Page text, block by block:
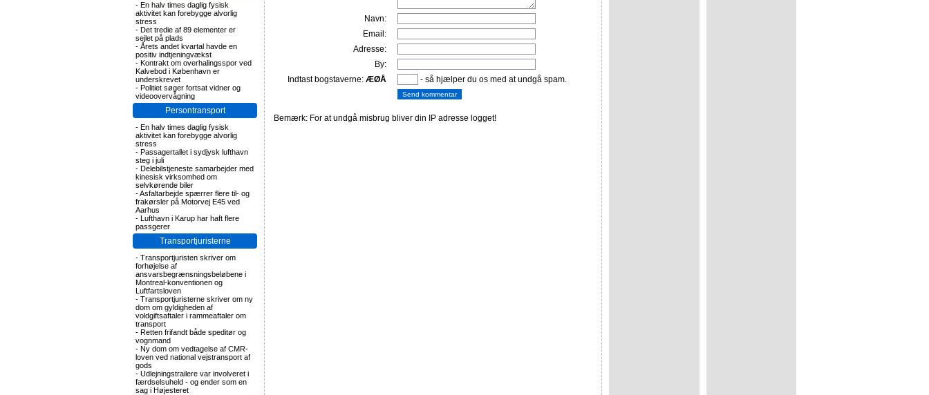
- En halv times daglig fysisk
aktivitet kan forebygge alvorlig
stress
- Det tredie af 89 elementer er
sejlet på plads
- Årets andet kvartal havde en
positiv indtjeningvækst
- Kontrakt om overhalingsspor ved
Kalvebod i København er
underskrevet
- Politiet søger fortsat vidner og
videoovervågning
Persontransport
- En halv times daglig fysisk
aktivitet kan forebygge alvorlig
stress
- Passagertallet i sydjysk lufthavn
steg i juli
- Delebilstjeneste samarbejder med
kinesisk virksomhed om
selvkørende biler
-Asfaltarbejde spærrer flere til- og
frakørsler på Motorvej E45 ved
Aarhus
- Lufthavn i Karup har haft flere
passgerer
Transportjuristerne
- Transportjuristen skriver om
forhøjelse af
ansvarsbegrænsningsbeløbene i
Montreal-konventionen og
Luftfartsloven
- Transportjuristerne skriver om ny
dom om gyldigheden af
voldgiftsaftaler i rammeaftaler om
transport
- Retten frifandt både speditør og
vognmand
- Ny dom om vedtagelse af CMR-
loven ved national vejstransport af
gods
- Udlejningstrailere var involveret i
færdselsuheld - og ender som en
sag i Højesteret
Navn:
Email:
Adresse:
By:
Indtast bogstaverne: ÆØÅ - så hjælper du os med at undgå spam.
Bemærk: For at undgå misbrug bliver din IP adresse logget!